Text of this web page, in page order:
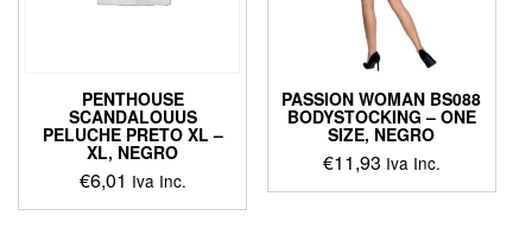
PENTHOUSE
SCANDALOUUS
PELUCHE PRETO XL –
XL, NEGRO
€6,01 Iva Inc.
This
PASSION WOMAN BS088
BODYSTOCKING – ONE
SIZE, NEGRO
€11,93 Iva Inc.
This